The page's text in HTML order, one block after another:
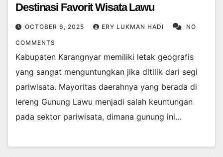
Destinasi Favorit Wisata Lawu
OCTOBER 6, 2025 ERY LUKMAN HADI NO
COMMENTS
Kabupaten Karangnyar memiliki letak geografis
yang sangat menguntungkan jika ditilik dari segi
pariwisata. Mayoritas daerahnya yang berada di
lereng Gunung Lawu menjadi salah keuntungan
pada sektor pariwisata, dimana gunung ini…